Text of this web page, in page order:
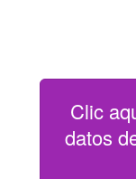
Clic
datos